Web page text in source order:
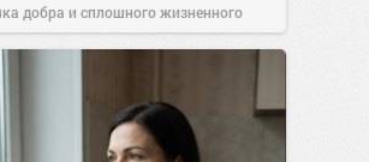
добра и сплошного жизненного
07:38Сегодня